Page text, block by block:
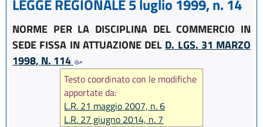
LEGGE REGIONALE 5 luglio 1999, n. 14
NORME PER LA DISCIPLINA DEL COMMERCIO IN
SEDE FISSA IN ATTUAZIONE DEL D. LGS. 31 MARZO
1998, N. 114
Testo coordinato con le modifiche
apportate da:
L.R. 21 maggio 2007, n. 6
L.R. 27 giugno 2014, n. 7